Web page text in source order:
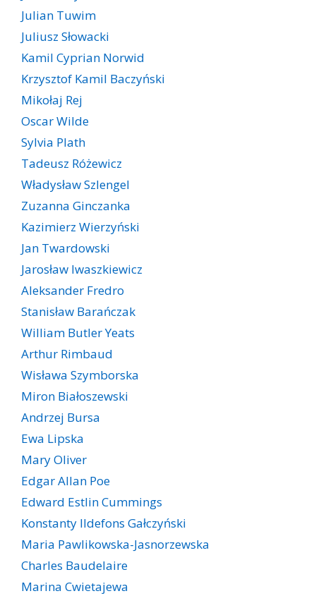
Julian Tuwim
Juliusz Słowacki
Kamil Cyprian Norwid
Krzysztof Kamil Baczyński
Mikołaj Rej
Oscar Wilde
Sylvia Plath
Tadeusz Różewicz
Władysław Szlengel
Zuzanna Ginczanka
Kazimierz Wierzyński
Jan Twardowski
Jarosław Iwaszkiewicz
Aleksander Fredro
Stanisław Barańczak
William Butler Yeats
Arthur Rimbaud
Wisława Szymborska
Miron Białoszewski
Andrzej Bursa
Ewa Lipska
Mary Oliver
Edgar Allan Poe
Edward Estlin Cummings
Konstanty Ildefons Gałczyński
Maria Pawlikowska-Jasnorzewska
Charles Baudelaire
Marina Cwietajewa